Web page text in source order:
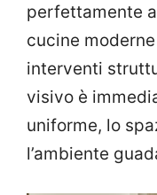
perfettamente
cucine
interventi
visivo è
uniforme, lo
l’ambiente